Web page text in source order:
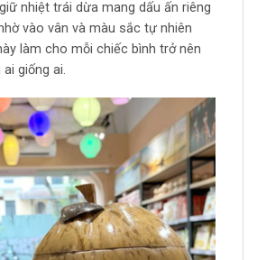
nhiệt trái dừa mang dấu ấn riêng
vào vân và màu sắc tự nhiên
làm cho mỗi chiếc bình trở nên
giống ai.